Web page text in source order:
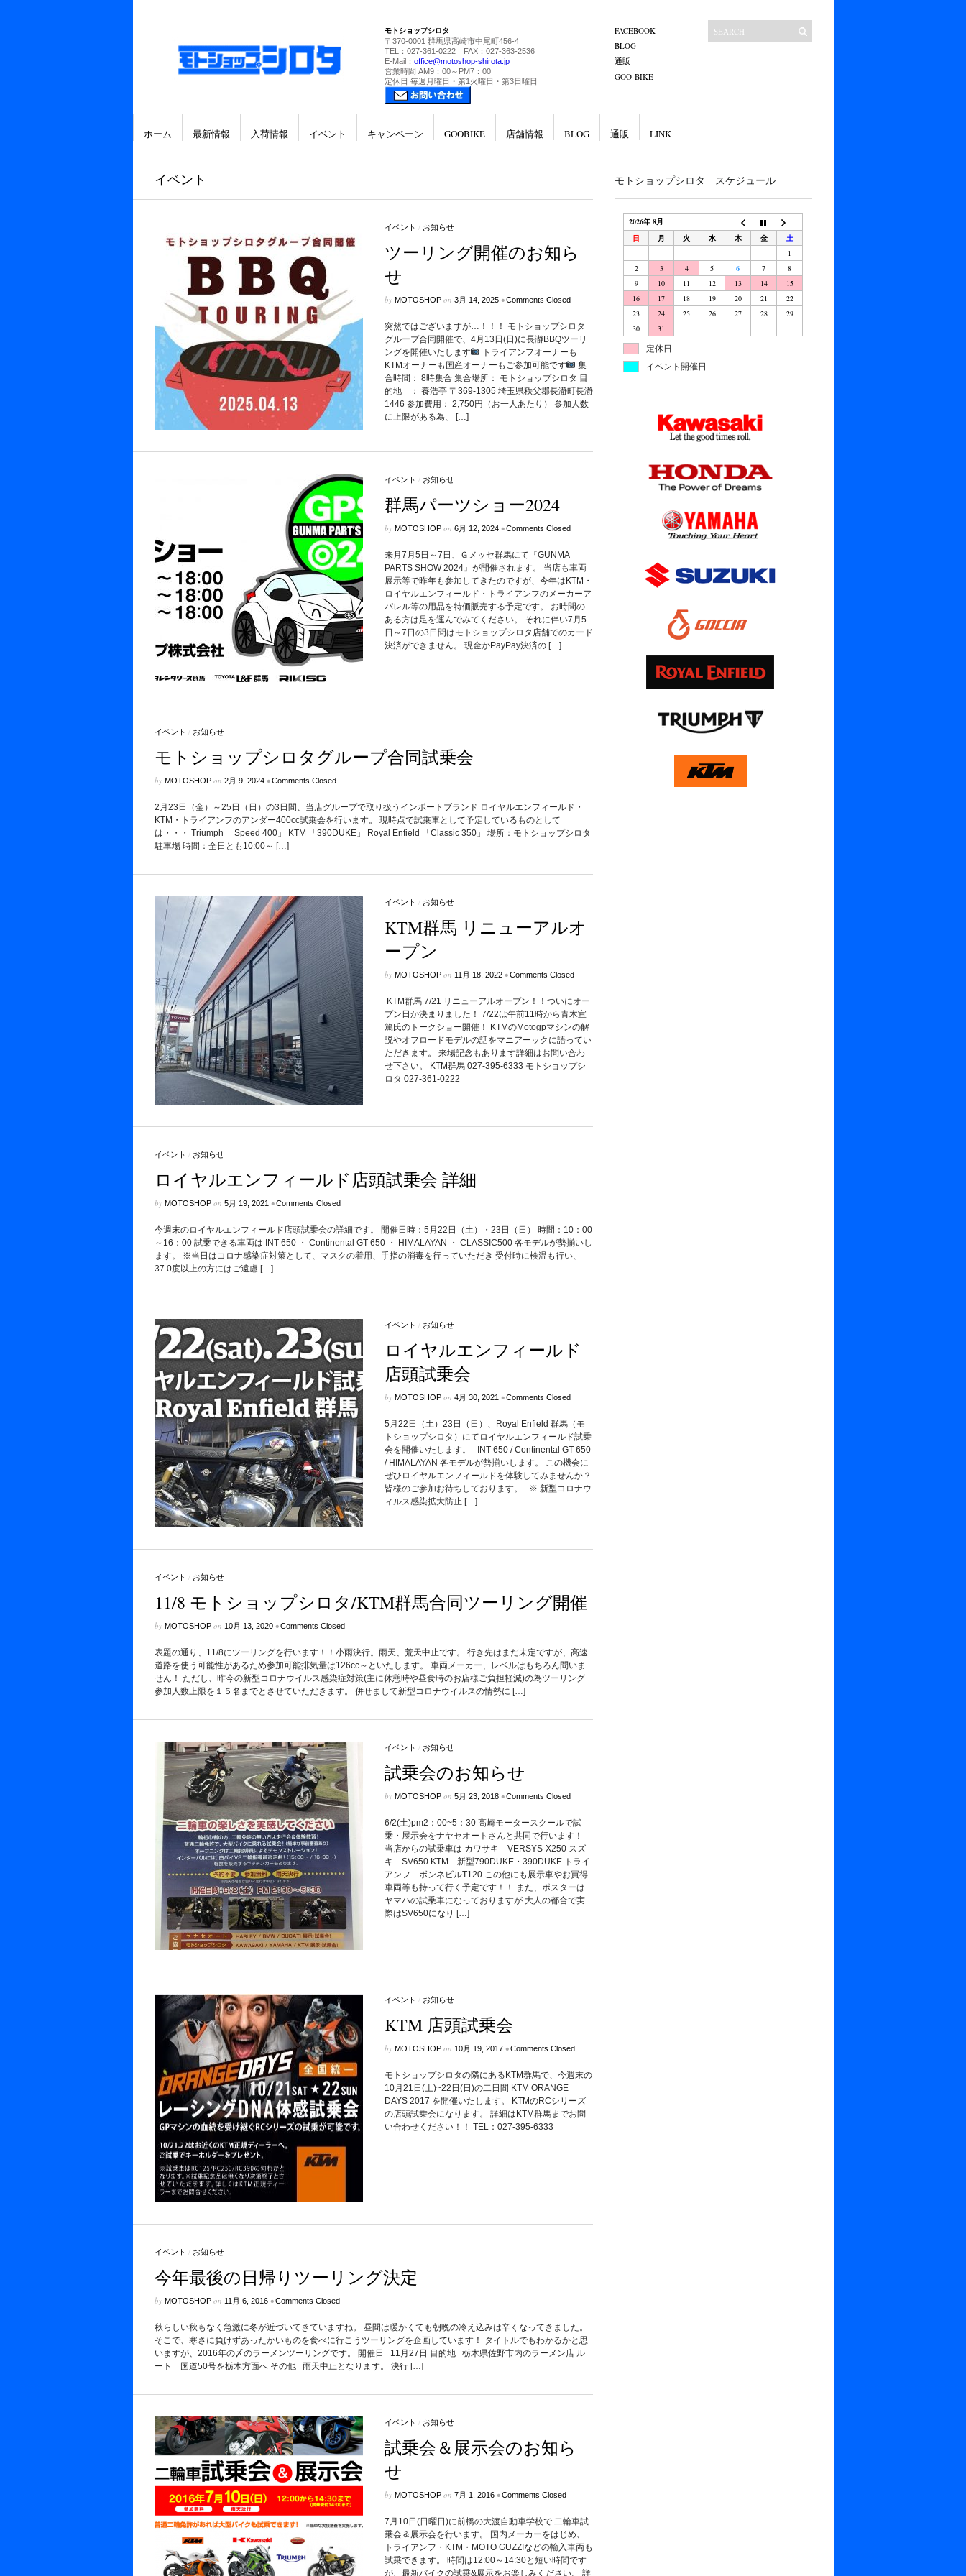
モトショップシロタ
〒370-0001 群馬県高崎市中尾町456-4
TEL：027-361-0222 FAX：027-363-2536
E-Mail： office@motoshop-shirota.jp
営業時間 AM9：00～PM7：00
定休日 毎週月曜日・第1火曜日・第3日曜日
FACEBOOK
BLOG
通販
GOO-BIKE
ホーム 最新情報 入荷情報 イベント キャンペーン GOOBIKE 店舗情報 BLOG 通販 LINK
イベント
イベント / お知らせ
ツーリング開催のお知ら
せ
by MOTOSHOPon 3月 14, 2025 •Comments Closed
突然ではございますが…！！！ モトショップシロタ
グループ合同開催で、4月13日(日)に長瀞BBQツーリ
ングを開催いたします
トライアンフオーナーも
KTMオーナーも国産オーナーもご参加可能です
集
合時間： 8時集合 集合場所： モトショップシロタ 目
的地 ： 養浩亭 〒369-1305 埼玉県秩父郡長瀞町長瀞
1446 参加費用： 2,750円（お一人あたり） 参加人数
に上限がある為、 […]
イベント / お知らせ
群馬パーツショー2024
by MOTOSHOPon 6月 12, 2024 •Comments Closed
来月7月5日～7日、Ｇメッセ群馬にて『GUNMA
PARTS SHOW 2024』が開催されます。 当店も車両
展示等で昨年も参加してきたのですが、今年はKTM・
ロイヤルエンフィールド・トライアンフのメーカーア
パレル等の用品を特価販売する予定です。 お時間の
ある方は足を運んでみてください。 それに伴い7月5
日～7日の3日間はモトショップシロタ店舗でのカード
決済ができません。 現金かPayPay決済の […]
イベント / お知らせ
モトショップシロタグループ合同試乗会
by MOTOSHOPon 2月 9, 2024 •Comments Closed
2月23日（金）～25日（日）の3日間、当店グループで取り扱うインポートブランド ロイヤルエンフィールド・
KTM・トライアンフのアンダー400cc試乗会を行います。 現時点で試乗車として予定しているものとして
は・・・ Triumph 「Speed 400」 KTM 「390DUKE」 Royal Enfield 「Classic 350」 場所：モトショップシロタ
駐車場 時間：全日とも10:00～ […]
イベント / お知らせ
KTM群馬 リニューアルオ
ープン
by MOTOSHOPon 11月 18, 2022 •Comments Closed
KTM群馬 7/21 リニューアルオープン！！ついにオー
プン日か決まりました！ 7/22は午前11時から青木宣
篤氏のトークショー開催！ KTMのMotogpマシンの解
説やオフロードモデルの話をマニアーックに語ってい
ただきます。 来場記念もあります詳細はお問い合わ
せ下さい。 KTM群馬 027-395-6333 モトショップシ
ロタ 027-361-0222
イベント / お知らせ
ロイヤルエンフィールド店頭試乗会 詳細
by MOTOSHOPon 5月 19, 2021 •Comments Closed
今週末のロイヤルエンフィールド店頭試乗会の詳細です。 開催日時：5月22日（土）・23日（日） 時間：10：00
～16：00 試乗できる車両は INT 650 ・ Continental GT 650 ・ HIMALAYAN ・ CLASSIC500 各モデルが勢揃いし
ます。 ※当日はコロナ感染症対策として、マスクの着用、手指の消毒を行っていただき 受付時に検温も行い、
37.0度以上の方にはご遠慮 […]
イベント / お知らせ
ロイヤルエンフィールド
店頭試乗会
by MOTOSHOPon 4月 30, 2021 •Comments Closed
5月22日（土）23日（日）、Royal Enfield 群馬（モ
トショップシロタ）にてロイヤルエンフィールド試乗
会を開催いたします。 INT 650 / Continental GT 650
/ HIMALAYAN 各モデルが勢揃いします。 この機会に
ぜひロイヤルエンフィールドを体験してみませんか？
皆様のご参加お待ちしております。 ※ 新型コロナウ
ィルス感染拡大防止 […]
イベント / お知らせ
11/8 モトショップシロタ/KTM群馬合同ツーリング開催
by MOTOSHOPon 10月 13, 2020 •Comments Closed
表題の通り、11/8にツーリングを行います！！小雨決行。雨天、荒天中止です。 行き先はまだ未定ですが、高速
道路を使う可能性があるため参加可能排気量は126cc～といたします。 車両メーカー、レベルはもちろん問いま
せん！ ただし、昨今の新型コロナウイルス感染症対策(主に休憩時や昼食時のお店様ご負担軽減)の為ツーリング
参加人数上限を１５名までとさせていただきます。 併せまして新型コロナウイルスの情勢に […]
イベント / お知らせ
試乗会のお知らせ
by MOTOSHOPon 5月 23, 2018 •Comments Closed
6/2(土)pm2：00~5：30 高崎モータースクールで試
乗・展示会をナヤセオートさんと共同で行います！
当店からの試乗車は カワサキ VERSYS-X250 スズ
キ SV650 KTM 新型790DUKE・390DUKE トライ
アンフ ボンネビルT120 この他にも展示車やお買得
車両等も持って行く予定です！！ また、ポスターは
ヤマハの試乗車になっておりますが 大人の都合で実
際はSV650になり […]
イベント / お知らせ
KTM 店頭試乗会
by MOTOSHOPon 10月 19, 2017 •Comments Closed
モトショップシロタの隣にあるKTM群馬で、今週末の
10月21日(土)~22日(日)の二日間 KTM ORANGE
DAYS 2017 を開催いたします。 KTMのRCシリーズ
の店頭試乗会になります。 詳細はKTM群馬までお問
い合わせください！！ TEL：027-395-6333
イベント / お知らせ
今年最後の日帰りツーリング決定
by MOTOSHOPon 11月 6, 2016 •Comments Closed
秋らしい秋もなく急激に冬が近づいてきていますね。 昼間は暖かくても朝晩の冷え込みは辛くなってきました。
そこで、寒さに負けずあったかいものを食べに行こうツーリングを企画しています！ タイトルでもわかるかと思
いますが、2016年の〆のラーメンツーリングです。 開催日 11月27日 目的地 栃木県佐野市内のラーメン店 ル
ート 国道50号を栃木方面へ その他 雨天中止となります。 決行 […]
イベント / お知らせ
試乗会＆展示会のお知ら
せ
by MOTOSHOPon 7月 1, 2016 •Comments Closed
7月10日(日曜日)に前橋の大渡自動車学校で 二輪車試
乗会＆展示会を行います。 国内メーカーをはじめ、
トライアンフ・KTM・MOTO GUZZIなどの輸入車両も
試乗できます。 時間は12:00～14:30と短い時間です
が、最新バイクの試乗&展示をお楽しみください。 詳
モトショップシロタ スケジュール
2026年 8月
日
月 火 水 木 金
土
1
2
3 4 5 6 7
8
9
10 11 12 13 14
15
16
17 18 19 20 21
22
23
24 25 26 27 28
29
30
31
定休日
イベント開催日